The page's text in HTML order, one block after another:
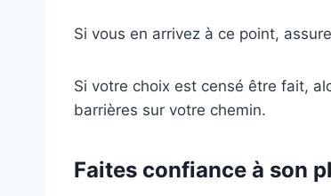
Si vous en arrivez à ce point,
Si votre choix est censé être fait,
barrières sur votre chemin.
Faites confiance à son